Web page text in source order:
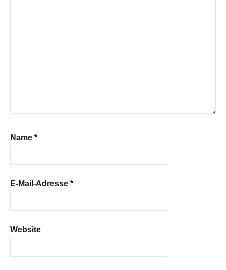
Name *
E-Mail-Adresse *
Website